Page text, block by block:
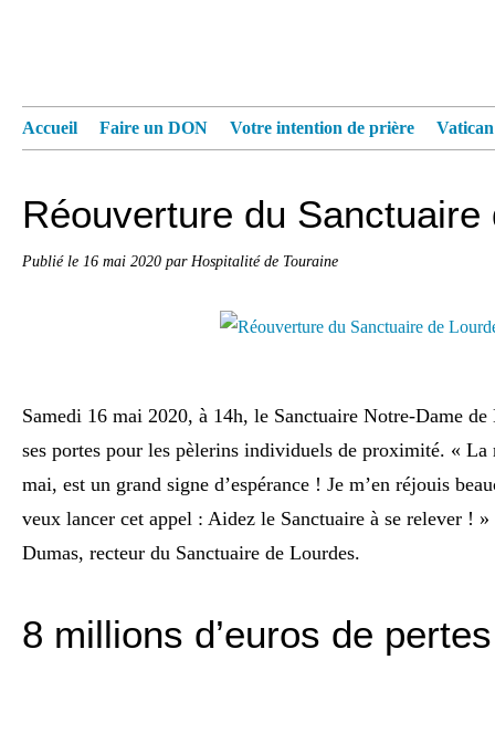
Accueil Faire un DON Votre intention de prière
Réouverture du Sanctuaire
Publié le 16 mai 2020 par Hospitalité de Touraine
Samedi 16 mai 2020, à 14h, le Sanctuaire Notre-Dame
ses portes pour les pèlerins individuels de proximité. « La
mai, est un grand signe d’espérance ! Je m’en réjouis
veux lancer cet appel : Aidez le Sanctuaire à se relever !
Dumas, recteur du Sanctuaire de Lourdes.
8 millions d’euros de